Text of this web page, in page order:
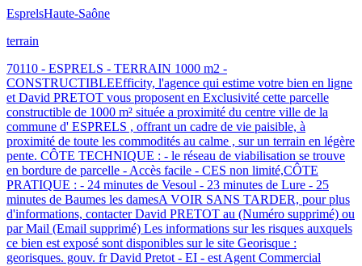
EsprelsHaute-Saône
terrain
70110 - ESPRELS - TERRAIN 1000 m2 -
CONSTRUCTIBLEEfficity, l'agence qui estime votre bien en ligne
et David PRETOT vous proposent en Exclusivité cette parcelle
constructible de 1000 m² située a proximité du centre ville de la
commune d' ESPRELS , offrant un cadre de vie paisible, à
proximité de toute les commodités au calme , sur un terrain en légère
pente. CÔTE TECHNIQUE : - le réseau de viabilisation se trouve
en bordure de parcelle - Accès facile - CES non limité,CÔTE
PRATIQUE : - 24 minutes de Vesoul - 23 minutes de Lure - 25
minutes de Baumes les damesA VOIR SANS TARDER, pour plus
d'informations, contacter David PRETOT au (Numéro supprimé) ou
par Mail (Email supprimé) Les informations sur les risques auxquels
ce bien est exposé sont disponibles sur le site Georisque :
georisques. gouv. fr David Pretot - EI - est Agent Commercial